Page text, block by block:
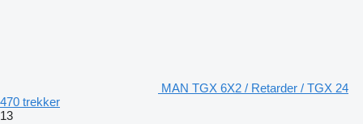
MAN TGX 6X2 / Retarder / TGX 24
470 trekker
13